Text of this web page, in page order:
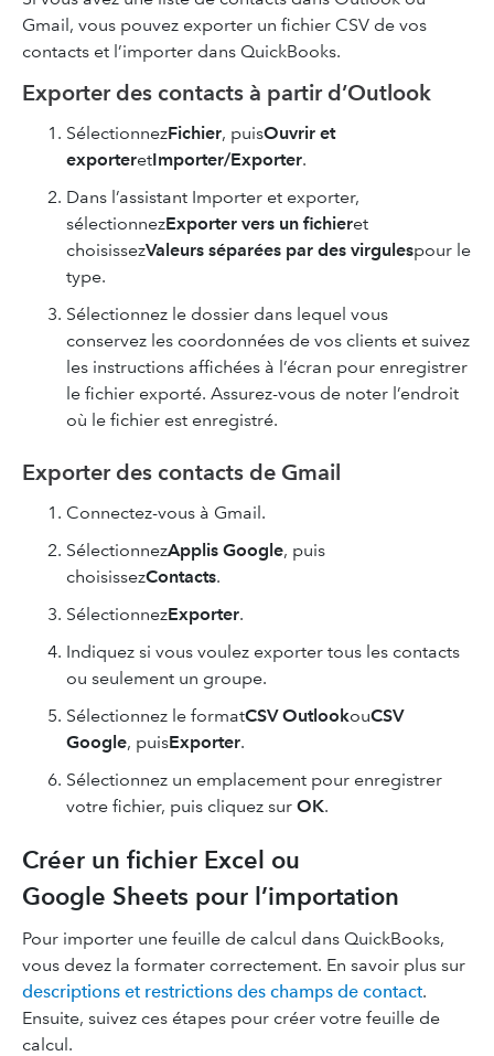
Gmail, vous pouvez exporter un fichier CSV de vos
contacts et l’importer dans QuickBooks.
Exporter des contacts à partir d’Outlook
SélectionnezFichier, puisOuvrir et
exporteretImporter/Exporter.
Dans l’assistant Importer et exporter,
sélectionnezExporter vers un fichieret
choisissezValeurs séparées par des virgulespour le
type.
Sélectionnez le dossier dans lequel vous
conservez les coordonnées de vos clients et suivez
les instructions affichées à l’écran pour enregistrer
le fichier exporté. Assurez-vous de noter l’endroit
où le fichier est enregistré.
Exporter des contacts de Gmail
Connectez-vous à Gmail.
SélectionnezApplis Google, puis
choisissezContacts.
SélectionnezExporter.
Indiquez si vous voulez exporter tous les contacts
ou seulement un groupe.
Sélectionnez le formatCSV OutlookouCSV
Google, puisExporter.
Sélectionnez un emplacement pour enregistrer
votre fichier, puis cliquez sur OK.
Créer un fichier Excel ou
Google Sheets pour l’importation
Pour importer une feuille de calcul dans QuickBooks,
vous devez la formater correctement. En savoir plus sur
descriptions et restrictions des champs de contact.
Ensuite, suivez ces étapes pour créer votre feuille de
calcul.